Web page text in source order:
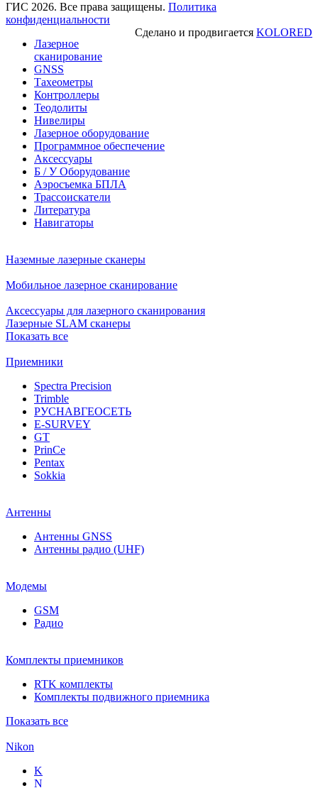
ГИС 2026. Все права защищены. Политика
конфиденциальности
Сделано и продвигается KOLORED
Лазерное
сканирование
GNSS
Тахеометры
Контроллеры
Теодолиты
Нивелиры
Лазерное оборудование
Программное обеспечение
Аксессуары
Б / У Оборудование
Аэросъемка БПЛА
Трассоискатели
Литература
Навигаторы
Наземные лазерные сканеры
Мобильное лазерное сканирование
Аксессуары для лазерного сканирования
Лазерные SLAM сканеры
Показать все
Приемники
Spectra Precision
Trimble
РУСНАВГЕОСЕТЬ
E-SURVEY
GT
PrinCe
Pentax
Sokkia
Антенны
Антенны GNSS
Антенны радио (UHF)
Модемы
GSM
Радио
Комплекты приемников
RTK комплекты
Комплекты подвижного приемника
Показать все
Nikon
K
N